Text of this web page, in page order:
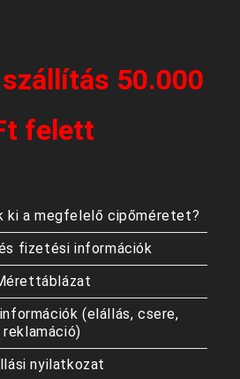
50.000
felett
ki a megfelelő cipőméretet?
fizetési információk
(elállás, csere,
reklamáció)
nyilatkozat